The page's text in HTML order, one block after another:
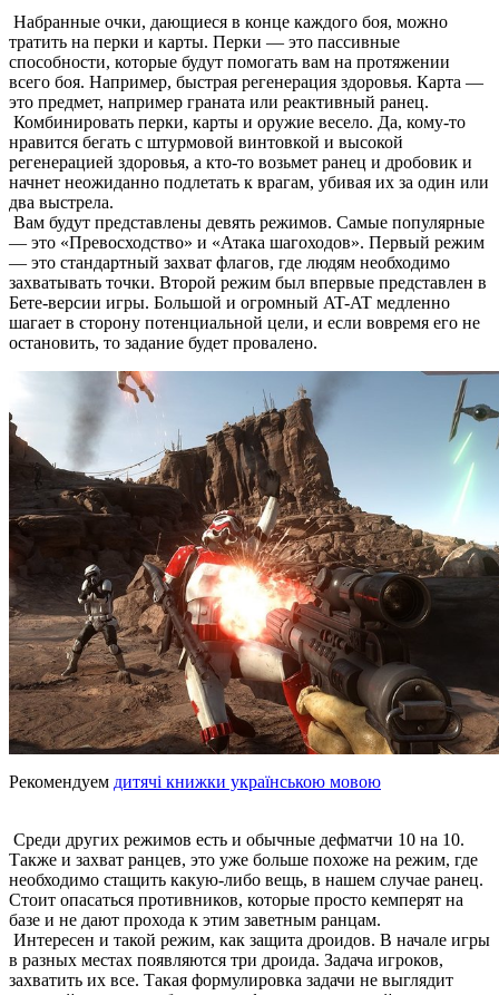
Набранные очки, дающиеся в конце каждого боя, можно
тратить на перки и карты. Перки — это пассивные
способности, которые будут помогать вам на протяжении
всего боя. Например, быстрая регенерация здоровья. Карта —
это предмет, например граната или реактивный ранец.
Комбинировать перки, карты и оружие весело. Да, кому-то
нравится бегать с штурмовой винтовкой и высокой
регенерацией здоровья, а кто-то возьмет ранец и дробовик и
начнет неожиданно подлетать к врагам, убивая их за один или
два выстрела.
Вам будут представлены девять режимов. Самые популярные
— это «Превосходство» и «Атака шагоходов». Первый режим
— это стандартный захват флагов, где людям необходимо
захватывать точки. Второй режим был впервые представлен в
Бете-версии игры. Большой и огромный AT-AT медленно
шагает в сторону потенциальной цели, и если вовремя его не
остановить, то задание будет провалено.
Рекомендуем дитячі книжки українською мовою
Среди других режимов есть и обычные дефматчи 10 на 10.
Также и захват ранцев, это уже больше похоже на режим, где
необходимо стащить какую-либо вещь, в нашем случае ранец.
Стоит опасаться противников, которые просто кемперят на
базе и не дают прохода к этим заветным ранцам.
Интересен и такой режим, как защита дроидов. В начале игры
в разных местах появляются три дроида. Задача игроков,
захватить их все. Такая формулировка задачи не выглядит